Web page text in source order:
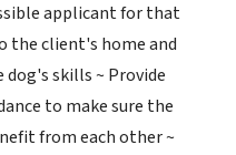
applicant for that
the client's home and
skills ~ Provide
to make sure the
from each other ~